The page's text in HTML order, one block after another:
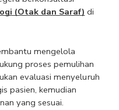
(Otak dan Saraf)
mengelola
proses pemulihan
evaluasi menyeluruh
pasien, kemudian
yang sesuai.